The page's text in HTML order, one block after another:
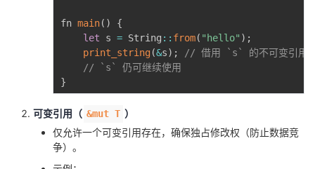
fn main( )
{
let s = String : : from( "hello" ) ;
print_string(&s) ;
// 借用 `s` 的不可变引用
// `s` 仍可继续使用
}
可变引用（ &mut T ）
仅允许一个可变引用存在，确保独占修改权（防止数据竞
争）。